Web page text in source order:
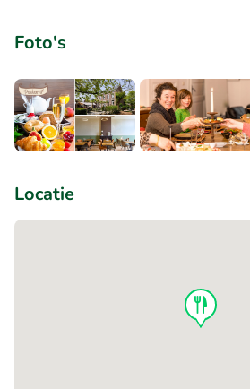
Foto's
Locatie